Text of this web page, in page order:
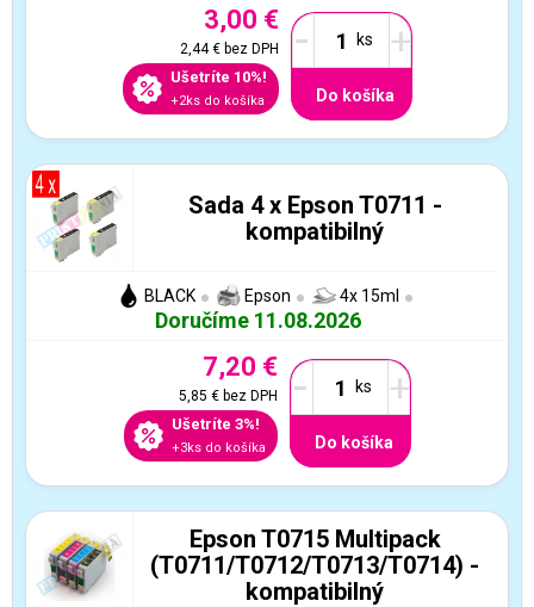
3,00 €
2,44 €bez DPH
Ušetríte 10%!
+2ks do košíka
- +
Do košíka
Sada 4 x Epson T0711 -
kompatibilný
BLACK Epson 4x 15ml
Doručíme 11.08.2026
7,20 €
5,85 €bez DPH
Ušetríte 3%!
+3ks do košíka
- +
Do košíka
Epson T0715 Multipack
(T0711/T0712/T0713/T0714) -
kompatibilný